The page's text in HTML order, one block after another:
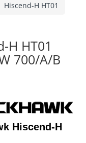
Hiscend-H HT01
H HT01
700/A/B
Hiscend-H